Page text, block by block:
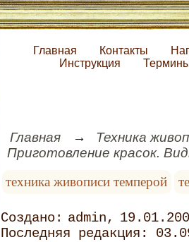
Главная Контакты
Инструкция
Главная
Техника
Приготовление красок.
техника живописи темперой
admin